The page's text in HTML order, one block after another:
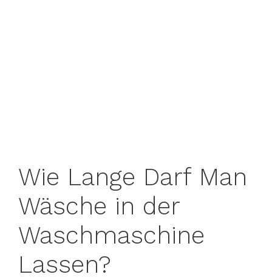
Wie Lange Darf Man
Wäsche in der
Waschmaschine
Lassen?